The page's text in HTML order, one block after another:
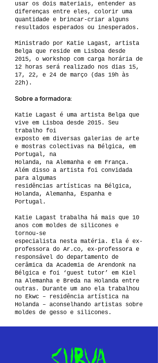
usar os dois materiais, entender as
diferenças entre eles, colorir uma
quantidade e brincar-criar alguns
resultados esperados ou inesperados.
Ministrado por Katie Lagast, artista
Belga que reside em Lisboa desde
2015, o workshop com carga horária de
12 horas será realizado nos dias 15,
17, 22, e 24 de março (das 19h às
22h).
Sobre a formadora:
Katie Lagast é uma artista Belga que
vive em Lisboa desde 2015. Seu
trabalho foi
exposto em diversas galerias de arte
e mostras colectivas na Bélgica, em
Portugal, na
Holanda, na Alemanha e em França.
Além disso a artista foi convidada
para algumas
residências artísticas na Bélgica,
Holanda, Alemanha, Espanha e
Portugal.
Katie Lagast trabalha há mais que 10
anos com moldes de silicones e
tornou-se
especialista nesta matéria. Ela é ex-
professora do Ar.co, ex-professora e
responsável do departamento de
cerâmica da Academia de Arendonk na
Bélgica e foi ‘guest tutor’ em Kiel
na Alemanha e Breda na Holanda entre
outras. Durante um ano ela trabalhou
no Ekwc – residência artística na
Holanda – aconselhando artistas sobre
moldes de gesso e silicones.